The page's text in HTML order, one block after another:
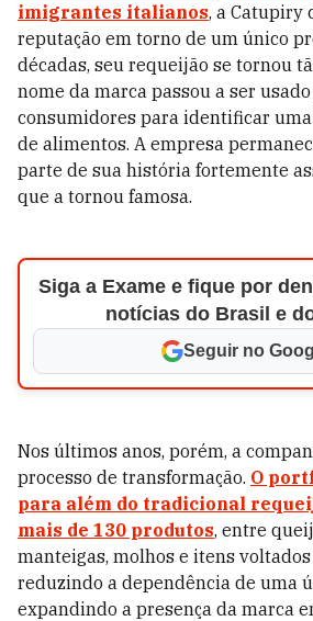
imigrantes italianos, a Catupiry
reputação em torno de um único
décadas, seu requeijão se tornou
nome da marca passou a ser
consumidores para identificar
de alimentos. A empresa
parte de sua história fortemente
que a tornou famosa.
Siga a Exame e fique por
notícias do Brasil e
Seguir no
Nos últimos anos, porém, a
processo de transformação. O
para além do tradicional
mais de 130 produtos, entre
manteigas, molhos e itens voltados
reduzindo a dependência de uma
expandindo a presença da marca